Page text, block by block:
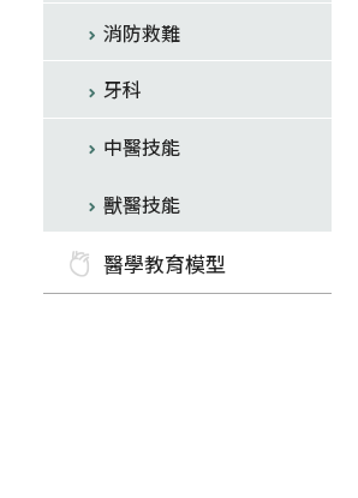
消防救難
牙科
中醫技能
獸醫技能
醫學教育模型